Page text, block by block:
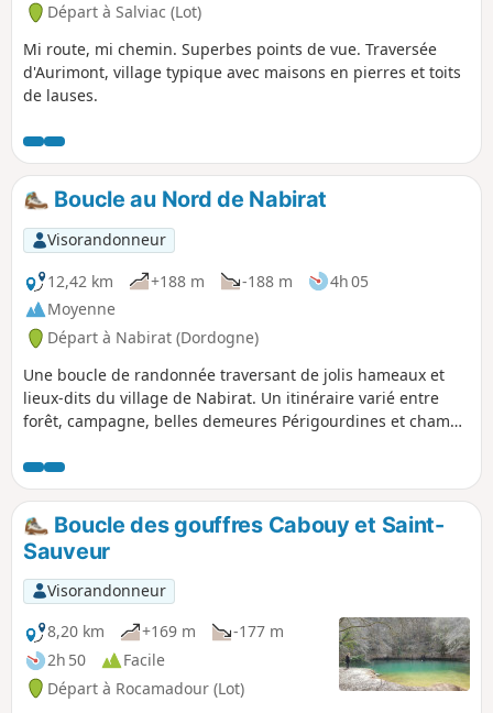
Départ à Salviac (Lot)
Mi route, mi chemin. Superbes points de vue. Traversée
d'Aurimont, village typique avec maisons en pierres et toits
de lauses.
Boucle au Nord de Nabirat
Visorandonneur
12,42 km
+188 m -188 m
4h 05
Moyenne
Départ à Nabirat (Dordogne)
Une boucle de randonnée traversant de jolis hameaux et
lieux-dits du village de Nabirat. Un itinéraire varié entre
forêt, campagne, belles demeures Périgourdines et champs
Boucle des gouffres Cabouy et Saint-
Sauveur
Visorandonneur
8,20 km
+169 m
-177 m
2h 50
Facile
Départ à Rocamadour (Lot)